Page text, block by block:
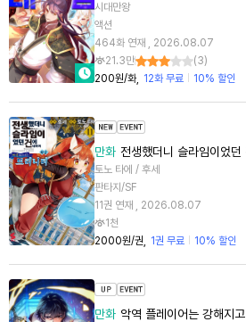
시대만왕
액션
464화 연재 , 2026.08.07
21.3만
(3)
200원/화
12화 무료 10% 할인
만화 전생했더니 슬라임이었던 건에 대하
토노 타에 / 후세
판타지/SF
11권 연재 , 2026.08.07
1천
2000원/권
1권 무료 10% 할인
만화 악역 플레이어는 강해지